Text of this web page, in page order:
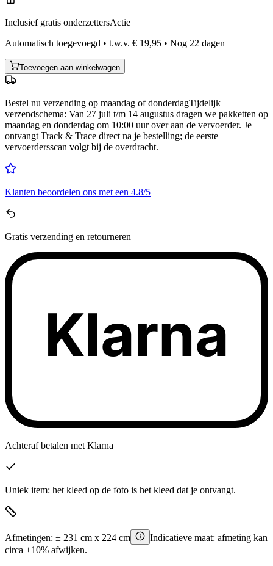
Inclusief gratis onderzettersActie
Automatisch toegevoegd • t.w.v. € 19,95 • Nog 22 dagen
Toevoegen aan winkelwagen
Bestel nu verzending op maandag of donderdagTijdelijk
verzendschema: Van 27 juli t/m 14 augustus dragen we pakketten op
maandag en donderdag om 10:00 uur over aan de vervoerder. Je
ontvangt Track & Trace direct na je bestelling; de eerste
vervoerdersscan volgt bij de overdracht.
Klanten beoordelen ons met een 4.8/5
Gratis verzending en retourneren
Klarna
Achteraf betalen met Klarna
Uniek item: het kleed op de foto is het kleed dat je ontvangt.
Afmetingen: ± 231 cm x 224 cm
Indicatieve maat: afmeting kan
circa ±10% afwijken.